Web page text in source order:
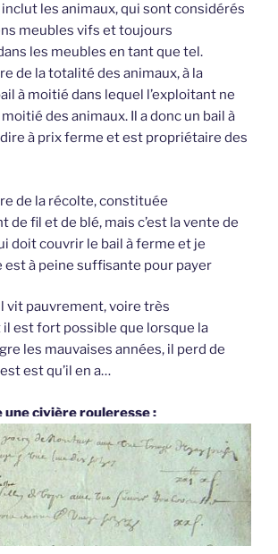
inclut les animaux, qui sont considérés
meubles vifs et toujours
les meubles en tant que tel.
de la totalité des animaux, à la
à moitié dans lequel l’exploitant ne
des animaux. Il a donc un bail à
dire à prix ferme et est propriétaire des
de la récolte, constituée
de fil et de blé, mais c’est la vente de
doit couvrir le bail à ferme et je
est à peine suffisante pour payer
vit pauvrement, voire très
est fort possible que lorsque la
les mauvaises années, il perd de
est qu’il en a…
une civière rouleresse :